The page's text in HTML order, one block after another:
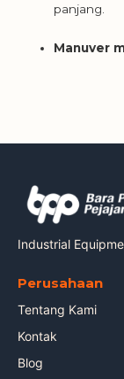
panjang.
Manuver
Industrial
Perusahaan
Tentang Kami
Kontak
Blog